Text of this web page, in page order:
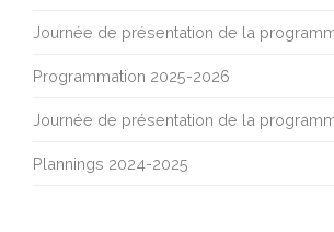
Journée de présentation de la
Programmation 2025-2026
Journée de présentation de la
Plannings 2024-2025